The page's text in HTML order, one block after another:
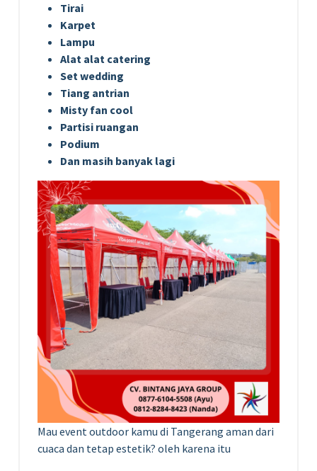
Tirai
Karpet
Lampu
Alat alat catering
Set wedding
Tiang antrian
Misty fan cool
Partisi ruangan
Podium
Dan masih banyak lagi
Mau event outdoor kamu di Tangerang aman dari
cuaca dan tetap estetik? oleh karena itu